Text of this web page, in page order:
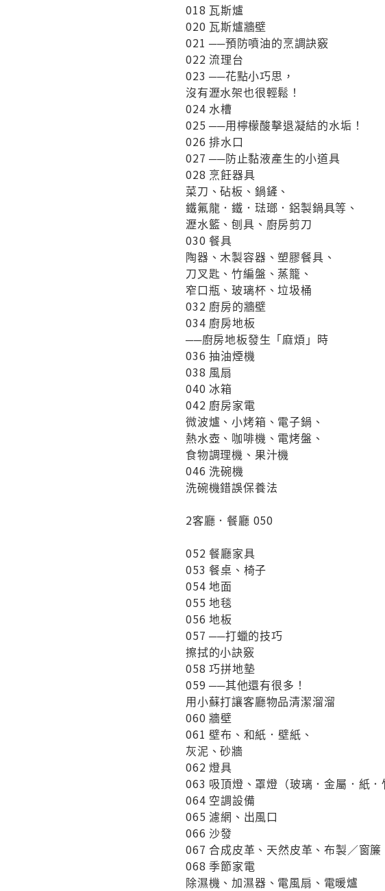
018 瓦斯爐
020 瓦斯爐牆壁
021 ──預防噴油的烹調訣竅
022 流理台
023 ──花點小巧思，
沒有瀝水架也很輕鬆！
024 水槽
025 ──用檸檬酸擊退凝結的水垢！
026 排水口
027 ──防止黏液產生的小道具
028 烹飪器具
菜刀、砧板、鍋鏟、
鐵氟龍．鐵．琺瑯．鋁製鍋具等、
瀝水籃、刨具、廚房剪刀
030 餐具
陶器、木製容器、塑膠餐具、
刀叉匙、竹編盤、蒸籠、
窄口瓶、玻璃杯、垃圾桶
032 廚房的牆壁
034 廚房地板
──廚房地板發生「麻煩」時
036 抽油煙機
038 風扇
040 冰箱
042 廚房家電
微波爐、小烤箱、電子鍋、
熱水壺、咖啡機、電烤盤、
食物調理機、果汁機
046 洗碗機
洗碗機錯誤保養法
2客廳．餐廳 050
052 餐廳家具
053 餐桌、椅子
054 地面
055 地毯
056 地板
057 ──打蠟的技巧
擦拭的小訣竅
058 巧拼地墊
059 ──其他還有很多！
用小蘇打讓客廳物品清潔溜溜
060 牆壁
061 壁布、和紙．壁紙、
灰泥、砂牆
062 燈具
063 吸頂燈、罩燈（玻璃．金屬．紙．
064 空調設備
065 濾網、出風口
066 沙發
067 合成皮革、天然皮革、布製／窗簾
068 季節家電
除濕機、加濕器、電風扇、電暖爐